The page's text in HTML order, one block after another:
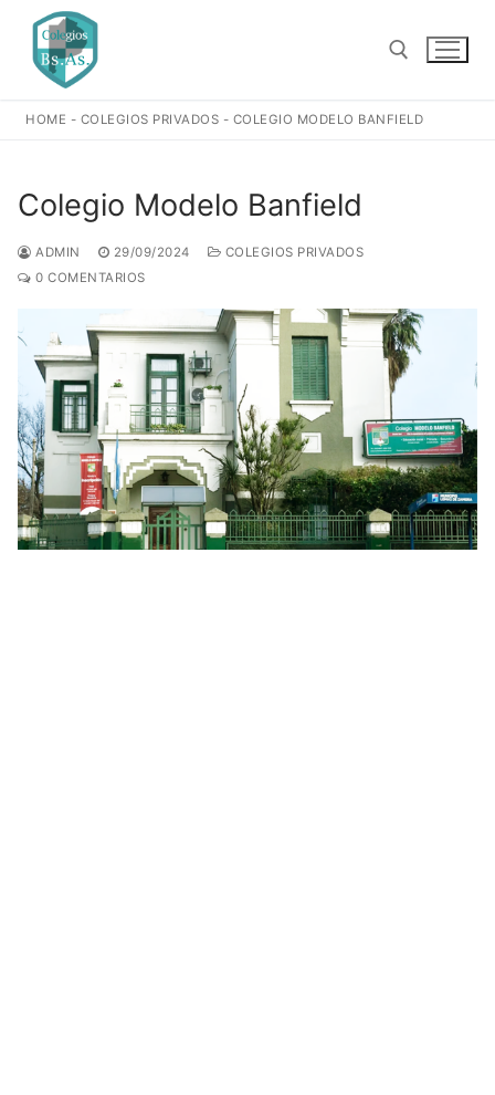
contenido
HOME - COLEGIOS PRIVADOS - COLEGIO MODELO BANFIELD
Colegio Modelo Banfield
ADMIN 29/09/2024
COLEGIOS PRIVADOS
0 COMENTARIOS